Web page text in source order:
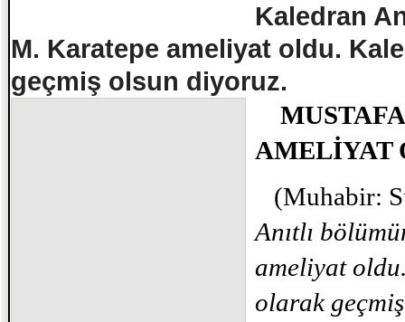
Kaledran
M. Karatepe ameliyat oldu.
geçmiş olsun diyoruz.
AMELİYAT
(Muhabir:
Anıtlı
ameliyat
olarak